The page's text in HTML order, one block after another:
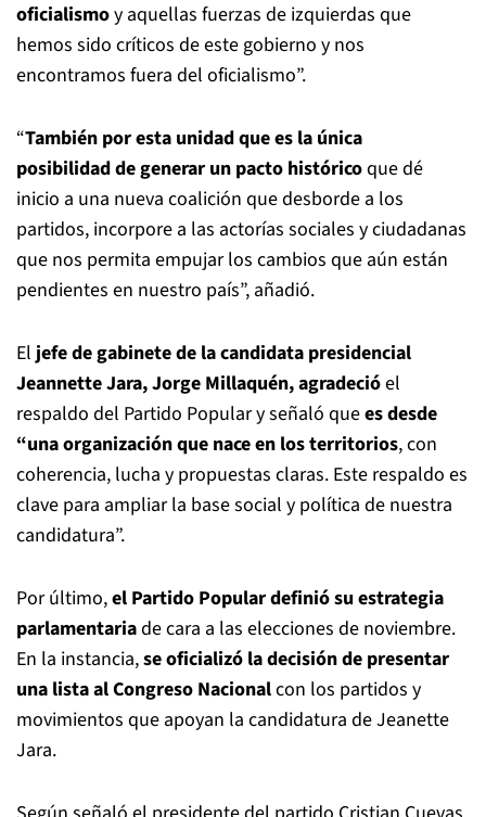
oficialismoy aquellas fuerzas de izquierdas que
hemos sido críticos de este gobierno y nos
encontramos fuera del oficialismo”.
“También por esta unidad que es la única
posibilidad de generar un pacto históricoque dé
inicio a una nueva coalición que desborde a los
partidos, incorpore a las actorías sociales y ciudadanas
que nos permita empujar los cambios que aún están
pendientes en nuestro país”, añadió.
Eljefe de gabinete de la candidata presidencial
Jeannette Jara, Jorge Millaquén, agradecióel
respaldo del Partido Popular y señaló quees desde
“una organización que nace en los territorios, con
coherencia, lucha y propuestas claras. Este respaldo es
clave para ampliar la base social y política de nuestra
candidatura”.
Por último,el Partido Popular definió su estrategia
parlamentariade cara a las elecciones de noviembre.
En la instancia,se oficializó la decisión de presentar
una lista al Congreso Nacionalcon los partidos y
movimientos que apoyan la candidatura de Jeanette
Jara.